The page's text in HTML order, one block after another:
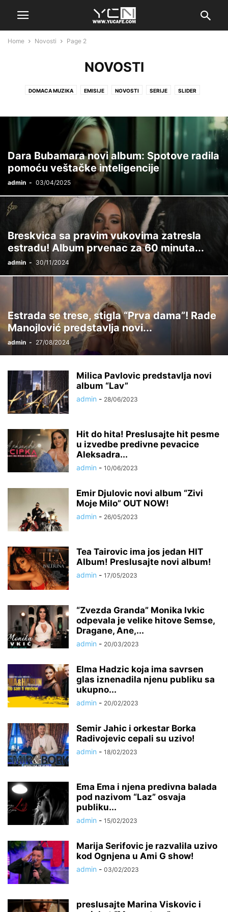
Home Novosti Page 2
NOVOSTI
DOMACA MUZIKA EMISIJE NOVOSTI SERIJE SLIDER
Dara Bubamara novi album: Spotove radila
pomoću veštačke inteligencije
admin - 03/04/2025
Breskvica sa pravim vukovima zatresla
estradu! Album prvenac za 60 minuta...
admin - 30/11/2024
Estrada se trese, stigla “Prva dama”! Rade
Manojlović predstavlja novi...
admin - 27/08/2024
Milica Pavlovic predstavlja novi
album “Lav”
admin - 28/06/2023
Hit do hita! Preslusajte hit pesme
u izvedbe predivne pevacice
Aleksadra...
admin - 10/06/2023
Emir Djulovic novi album “Zivi
Moje Milo” OUT NOW!
admin - 26/05/2023
Tea Tairovic ima jos jedan HIT
Album! Preslusajte novi album!
admin - 17/05/2023
“Zvezda Granda” Monika Ivkic
odpevala je velike hitove Semse,
Dragane, Ane,...
admin - 20/03/2023
Elma Hadzic koja ima savrsen
glas iznenadila njenu publiku sa
ukupno...
admin - 20/02/2023
Semir Jahic i orkestar Borka
Radivojevic cepali su uzivo!
admin - 18/02/2023
Ema Ema i njena predivna balada
pod nazivom “Laz” osvaja
publiku...
admin - 15/02/2023
Marija Serifovic je razvalila uzivo
kod Ognjena u Ami G show!
admin - 03/02/2023
preslusajte Marina Viskovic i